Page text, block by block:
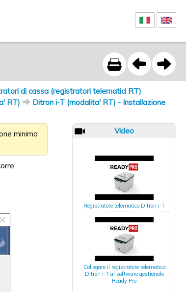
di cassa (registratori telematici RT)
RT) Ditron i-T (modalita' RT) - Installazione
minima
Video
Registratore telematico Ditron i-T
Collegare il registratore telematico
Ditron i-T al software gestionale
Ready Pro